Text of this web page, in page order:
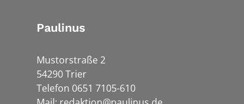
Paulinus
Mustorstraße 2
54290 Trier
Telefon 0651 7105-610